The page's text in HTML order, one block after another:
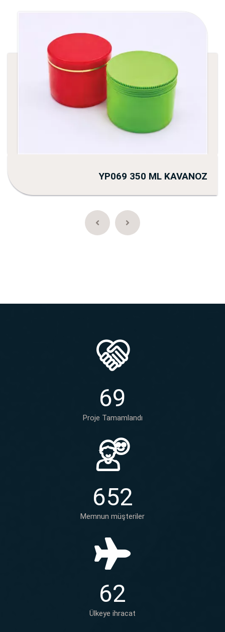
YP069 350 ML KAVANOZ
69
Proje Tamamlandı
652
Memnun müşteriler
62
Ülkeye ihracat